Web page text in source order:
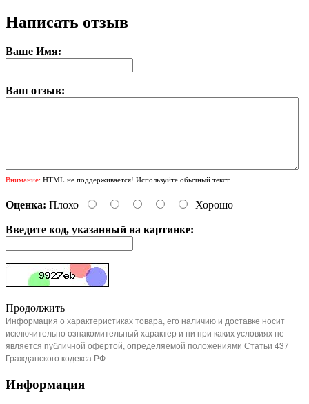
Написать отзыв
Ваше Имя:
Ваш отзыв:
Внимание: HTML не поддерживается! Используйте обычный текст.
Оценка: Плохо Хорошо
Введите код, указанный на картинке:
Продолжить
Информация о характеристиках товара, его наличию и доставке носит
исключительно ознакомительный характер и ни при каких условиях не
является публичной офертой, определяемой положениями Статьи 437
Гражданского кодекса РФ
Информация